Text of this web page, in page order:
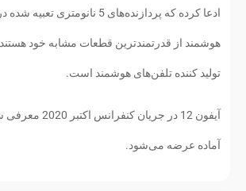
ادعا کرده که پردازنده‌های 5
هوشمند از قدرتمندترین قطعات مشابه خود هستند
تولید کننده تلفن‌های هوشمند است.
آیفون 12 در جریان
آماده عرضه می‌شود.